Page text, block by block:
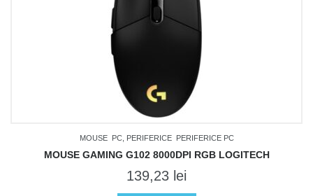
MOUSE PC, PERIFERICE PERIFERICE PC
MOUSE GAMING G102 8000DPI RGB LOGITECH
139,23 lei